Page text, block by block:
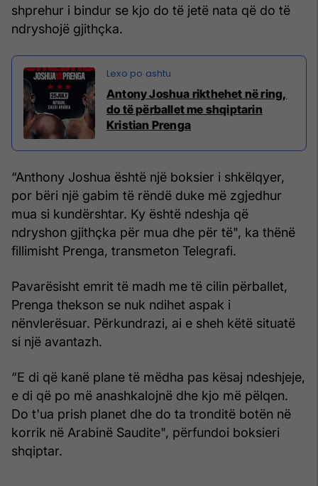
shprehur i bindur se kjo do të jetë nata që do të
ndryshojë gjithçka.
Antony Joshua rikthehet në ring,
do të përballet me shqiptarin
Kristian Prenga
“Anthony Joshua është një boksier i shkëlqyer,
por bëri një gabim të rëndë duke më zgjedhur
mua si kundërshtar. Ky është ndeshja që
ndryshon gjithçka për mua dhe për të", ka thënë
fillimisht Prenga, transmeton Telegrafi.
Pavarësisht emrit të madh me të cilin përballet,
Prenga thekson se nuk ndihet aspak i
nënvlerësuar. Përkundrazi, ai e sheh këtë situatë
si një avantazh.
“E di që kanë plane të mëdha pas kësaj ndeshjeje,
e di që po më anashkalojnë dhe kjo më pëlqen.
Do t'ua prish planet dhe do ta tronditë botën në
korrik në Arabinë Saudite", përfundoi boksieri
shqiptar.